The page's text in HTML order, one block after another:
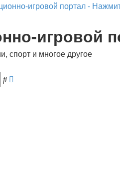
игровой портал -
игровой
спорт и многое другое
Поиск